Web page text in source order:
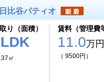
比谷パティオ
り（面積）
㎡
賃料（管理費
11.0万円
（ 9500円）